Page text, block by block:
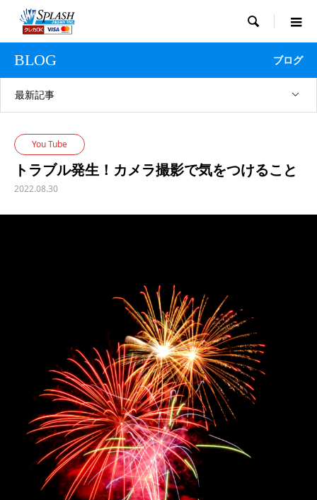

BLOG ブログ
最新記事
You Tube
トラブル発生！カメラ撮影で気をつけること
2022.08.30